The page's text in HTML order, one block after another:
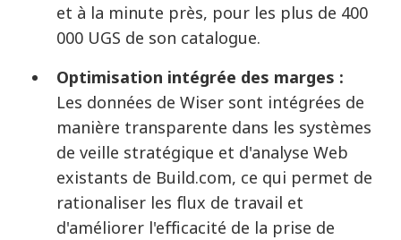
et à la minute près, pour les plus de 400
000 UGS de son catalogue.
Optimisation intégrée des marges :
Les données de Wiser sont intégrées de
manière transparente dans les systèmes
de veille stratégique et d'analyse Web
existants de Build.com, ce qui permet de
rationaliser les flux de travail et
d'améliorer l'efficacité de la prise de